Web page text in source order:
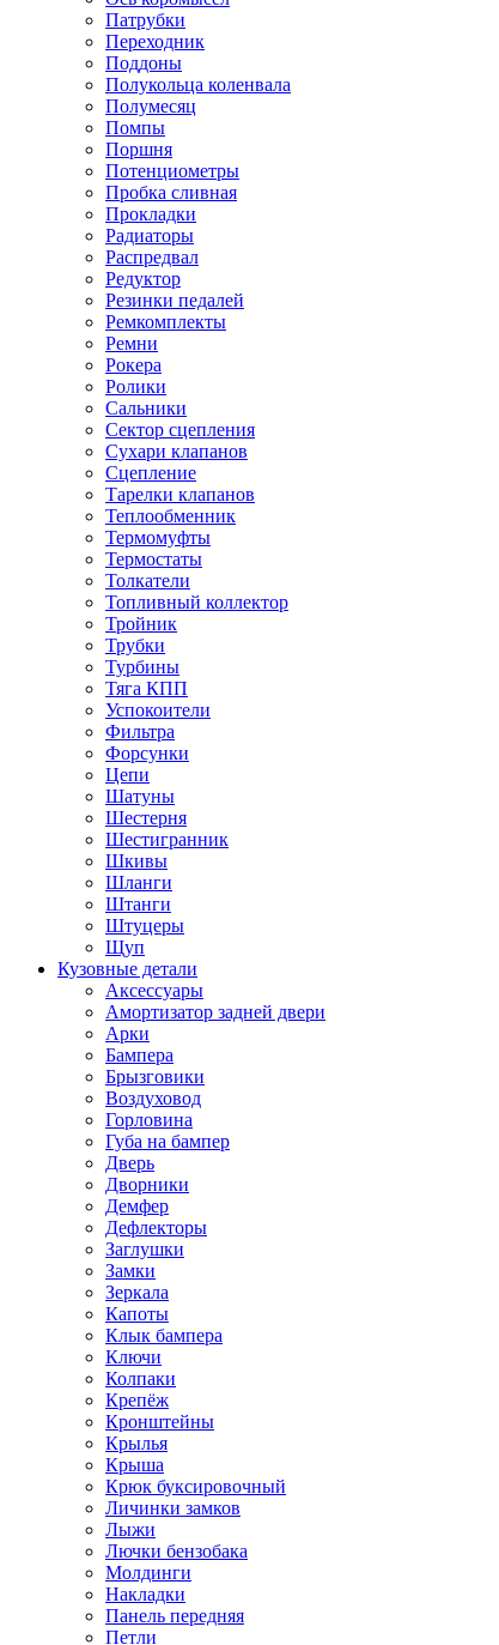
Патрубки
Переходник
Поддоны
Полукольца коленвала
Полумесяц
Помпы
Поршня
Потенциометры
Пробка сливная
Прокладки
Радиаторы
Распредвал
Редуктор
Резинки педалей
Ремкомплекты
Ремни
Рокера
Ролики
Сальники
Сектор сцепления
Сухари клапанов
Сцепление
Тарелки клапанов
Теплообменник
Термомуфты
Термостаты
Толкатели
Топливный коллектор
Тройник
Трубки
Турбины
Тяга КПП
Успокоители
Фильтра
Форсунки
Цепи
Шатуны
Шестерня
Шестигранник
Шкивы
Шланги
Штанги
Штуцеры
Щуп
Кузовные детали
Аксессуары
Амортизатор задней двери
Арки
Бампера
Брызговики
Воздуховод
Горловина
Губа на бампер
Дверь
Дворники
Демфер
Дефлекторы
Заглушки
Замки
Зеркала
Капоты
Клык бампера
Ключи
Колпаки
Крепёж
Кронштейны
Крылья
Крыша
Крюк буксировочный
Личинки замков
Лыжи
Лючки бензобака
Молдинги
Накладки
Панель передняя
Петли